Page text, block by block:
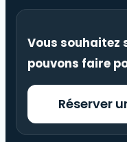
Vous souhaitez
pouvons faire
Réserver